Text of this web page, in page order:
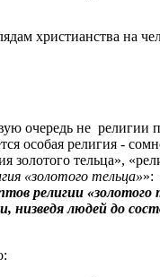
христианства на
очередь не религии
особая религия -
золотого тельца»,
«золотого тельца»»:
религии
низведя людей до